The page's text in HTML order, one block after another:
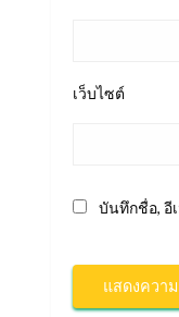
เว็บไซต์
บันทึกชื่อ, อี